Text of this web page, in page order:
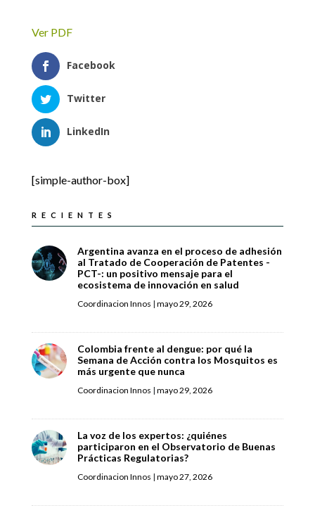
Ver PDF
Facebook
Twitter
LinkedIn
[simple-author-box]
RECIENTES
Argentina avanza en el proceso de adhesión
al Tratado de Cooperación de Patentes -
PCT-: un positivo mensaje para el
ecosistema de innovación en salud
Coordinacion Innos | mayo 29, 2026
Colombia frente al dengue: por qué la
Semana de Acción contra los Mosquitos es
más urgente que nunca
Coordinacion Innos | mayo 29, 2026
La voz de los expertos: ¿quiénes
participaron en el Observatorio de Buenas
Prácticas Regulatorias?
Coordinacion Innos | mayo 27, 2026